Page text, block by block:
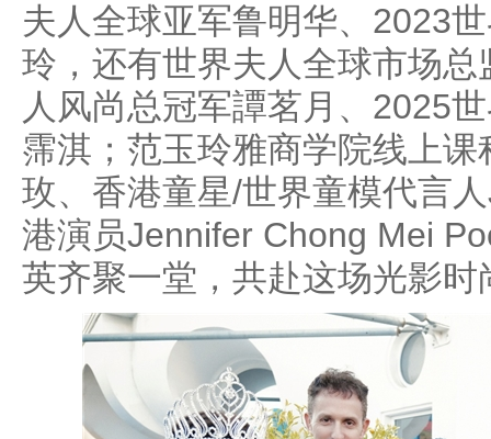
夫人全球亚军鲁明华、2023
玲，还有世界夫人全球市场
人风尚总冠军譚茗月、2025
霈淇；范玉玲雅商学院线上
玫、香港童星/世界童模代言
港演员Jennifer Chong Mei
英齐聚一堂，共赴这场光影时